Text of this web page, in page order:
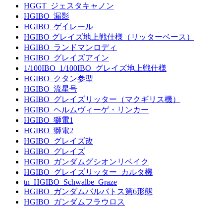
HGGT_ジェスタキャノン
HGIBO_漏影
HGIBO_ゲイレール
HGIBO グレイズ地上戦仕様（リッターベース）
HGIBO_ランドマンロディ
HGIBO_グレイズアイン
1/100IBO_1/100IBO_グレイズ地上戦仕様
HGIBO_クタン参型
HGIBO_流星号
HGIBO_グレイズリッター（マクギリス機）
HGIBO_ヘルムヴィーゲ・リンカー
HGIBO_獅電1
HGIBO_獅電2
HGIBO_グレイズ改
HGIBO_グレイズ
HGIBO_ガンダムグシオンリベイク
HGIBO_グレイズリッター_カルタ機
tn_HGIBO_Schwalbe_Graze
HGIBO_ガンダムバルバトス第6形態
HGIBO_ガンダムフラウロス